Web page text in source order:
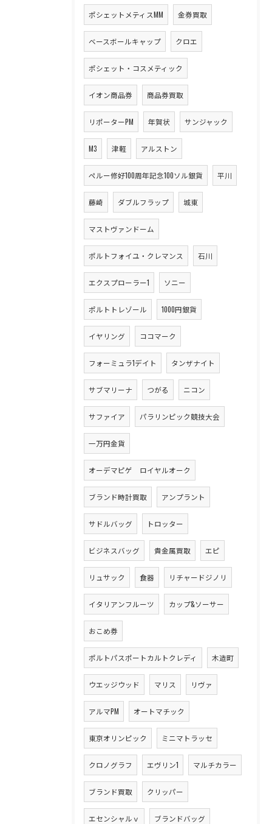
ポシェットメティスMM 金券買取
ベースボールキャップ クロエ
ポシェット・コスメティック
イオン商品券 商品券買取
リポーターPM 年賀状 サンジャック
M3 津軽 アルストン
ペルー修好100周年記念100ソル銀貨 平川
藤崎 ダブルフラップ 城東
マストヴァンドーム
ポルトフォイユ・クレマンス 石川
エクスプローラー1 ソニー
ポルトトレゾール 1000円銀貨
イヤリング ココマーク
フォーミュラ1デイト タンザナイト
サブマリーナ つがる ニコン
サファイア パラリンピック競技大会
一万円金貨
オーデマピゲ ロイヤルオーク
ブランド時計買取 アンプラント
サドルバッグ トロッター
ビジネスバッグ 貴金属買取 エピ
リュサック 食器 リチャードジノリ
イタリアンフルーツ カップ&ソーサー
おこめ券
ポルトパスポートカルトクレディ 木造町
ウエッジウッド マリス リヴァ
アルマPM オートマチック
東京オリンピック ミニマトラッセ
クロノグラフ エヴリン1 マルチカラー
ブランド買取 クリッパー
エセンシャルｖ ブランドバッグ